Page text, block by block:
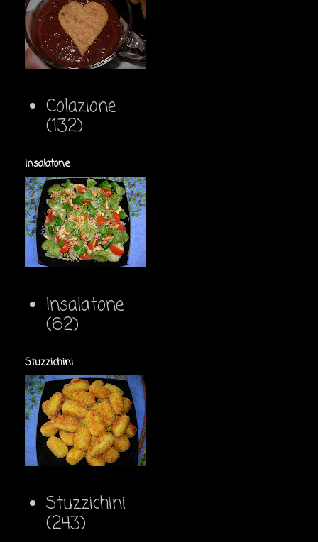
Colazione
(132)
Insalatone
Insalatone
(62)
Stuzzichini
Stuzzichini
(243)